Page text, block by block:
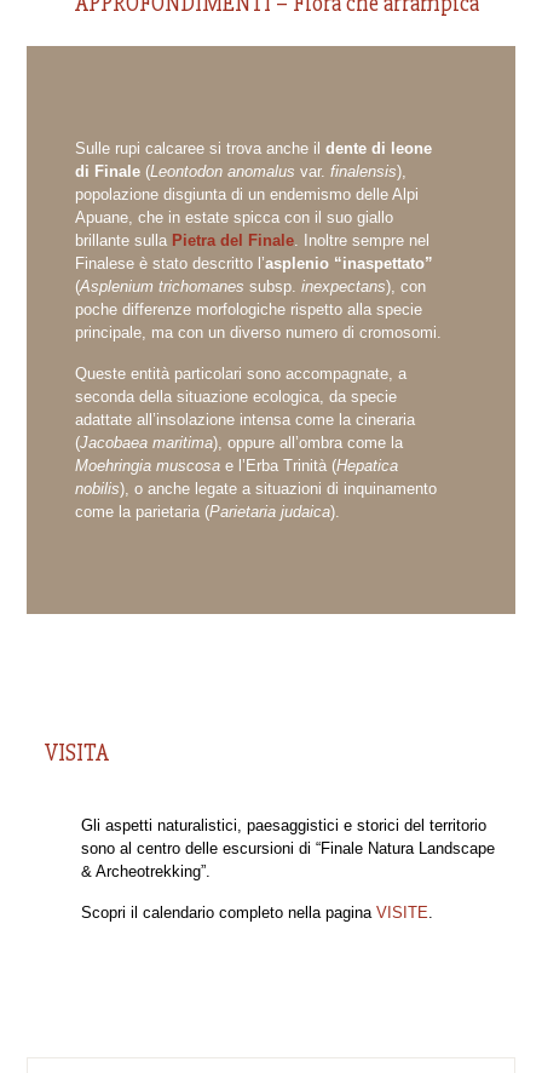
Sulle rupi calcaree si trova anche il dente di leone
di Finale(Leontodon anomalus var. finalensis),
popolazione disgiunta di un endemismo delle Alpi
Apuane, che in estate spicca con il suo giallo
brillante sulla Pietra del Finale. Inoltre sempre nel
Finalese è stato descritto l’asplenio “inaspettato”
(Asplenium trichomanes subsp. inexpectans), con
poche differenze morfologiche rispetto alla specie
principale, ma con un diverso numero di cromosomi.
Queste entità particolari sono accompagnate, a
seconda della situazione ecologica, da specie
adattate all’insolazione intensa come la cineraria
(Jacobaea maritima), oppure all’ombra come la
Moehringia muscosae l’Erba Trinità (Hepatica
nobilis), o anche legate a situazioni di inquinamento
come la parietaria (Parietaria judaica).
VISITA
Gli aspetti naturalistici, paesaggistici e storici del territorio
sono al centro delle escursioni di “Finale Natura Landscape
& Archeotrekking”.
Scopri il calendario completo nella pagina VISITE